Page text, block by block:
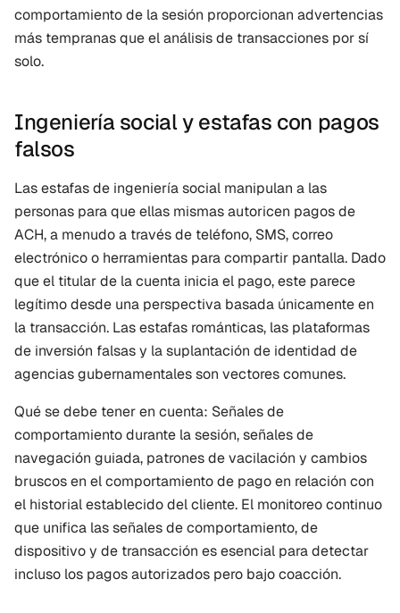
comportamiento de la sesión proporcionan advertencias
más tempranas que el análisis de transacciones por sí
solo.
Ingeniería social y estafas con pagos
falsos
Las estafas de ingeniería social manipulan a las
personas para que ellas mismas autoricen pagos de
ACH, a menudo a través de teléfono, SMS, correo
electrónico o herramientas para compartir pantalla. Dado
que el titular de la cuenta inicia el pago, este parece
legítimo desde una perspectiva basada únicamente en
la transacción. Las estafas románticas, las plataformas
de inversión falsas y la suplantación de identidad de
agencias gubernamentales son vectores comunes.
Qué se debe tener en cuenta: Señales de
comportamiento durante la sesión, señales de
navegación guiada, patrones de vacilación y cambios
bruscos en el comportamiento de pago en relación con
el historial establecido del cliente. El monitoreo continuo
que unifica las señales de comportamiento, de
dispositivo y de transacción es esencial para detectar
incluso los pagos autorizados pero bajo coacción.